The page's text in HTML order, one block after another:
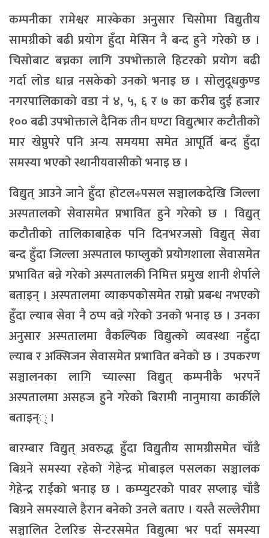
कम्पनीका रामेश्वर मास्केका अनुसार चिसोमा विद्युतीय
सामग्रीको बढी प्रयोग हुँदा मेसिन नै बन्द हुने गरेको छ ।
चिसोबाट बच्नका लागि उपभोक्ताले हिटरको प्रयोग बढी
गर्दा लोड धान्न नसकेको उनको भनाइ छ । सोलुदूधकुण्ड
नगरपालिकाको वडा नं ४, ५, ६ र ७ का करीब दुई हजार
१०० बढी उपभोक्ताले दैनिक तीन घण्टा विद्युत्भार कटौतीको
मार खेप्नुपरे पनि अन्य समयमा समेत आपूर्ति बन्द हुँदा
समस्या भएको स्थानीयवासीको भनाइ छ ।
विद्युत् आउने जाने हुँदा होटल÷पसल सञ्चालकदेखि जिल्ला
अस्पतालको सेवासमेत प्रभावित हुने गरेको छ । विद्युत्
कटौतीको तालिकाबाहेक पनि दिनभरजसो विद्युत् सेवा
बन्द हुँदा जिल्ला अस्पताल फाप्लुको प्रयोगशाला सेवासमेत
प्रभावित बन्ने गरेको अस्पतालकी निमित्त प्रमुख शानी शेर्पाले
बताइन् । अस्पतालमा व्याकपकोसमेत राम्रो प्रबन्ध नभएको
हुँदा ल्याब सेवा नै ठप्प बन्ने गरेको उनको भनाइ छ । उनका
अनुसार अस्पतालमा वैकल्पिक विद्युत्को व्यवस्था नहुँदा
ल्याब र अक्सिजन सेवासमेत प्रभावित बनेको छ । उपकरण
सञ्चालनका लागि च्याल्सा विद्युत् कम्पनीकै भरपर्ने
अस्पतालमा असहज हुने गरेको बिरामी नानुमाया कार्कीले
बताइन्् ।
बारम्बार विद्युत् अवरुद्ध हुँदा विद्युतीय सामग्रीसमेत चाँडै
बिग्रने समस्या रहेको गेहेन्द्र मोबाइल पसलका सञ्चालक
गेहेन्द्र राईको भनाइ छ । कम्प्युटरको पावर सप्लाइ चाँडै
बिग्रने समस्याले हैरान बनेको उनले बताए । यस्तै सल्लेरीमा
सञ्चालित टेलरिङ सेन्टरसमेत विद्युत्मा भर पर्दा समस्या